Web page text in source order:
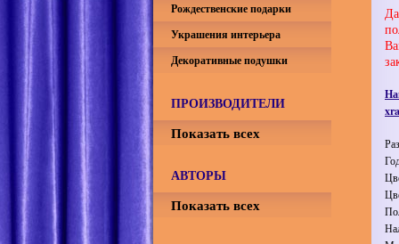
Рождественские подарки
Украшения интерьера
Декоративные подушки
ПРОИЗВОДИТЕЛИ
Показать всех
АВТОРЫ
Показать всех